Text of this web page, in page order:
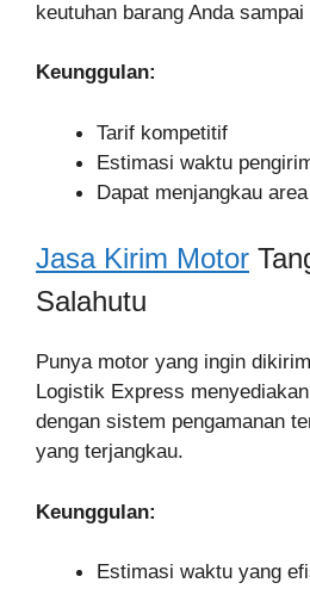
keutuhan barang Anda
Keunggulan:
Tarif kompetitif
Estimasi waktu
Dapat menjangkau
Jasa Kirim Motor
Salahutu
Punya motor yang ingin
Logistik Express
dengan sistem pengamanan
yang terjangkau.
Keunggulan:
Estimasi waktu yang